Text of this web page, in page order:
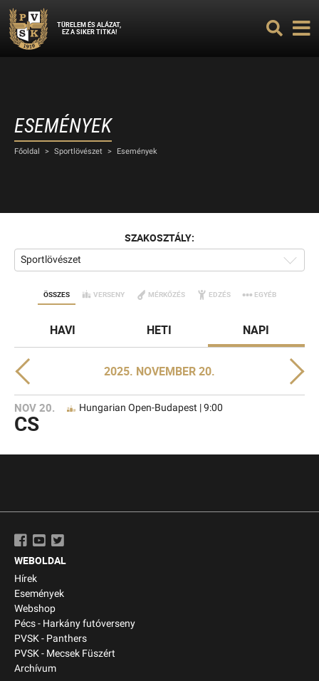
TÜRELEM ÉS ALÁZAT,
EZ A SIKER TITKA!
ESEMÉNYEK
Főoldal > Sportlövészet > Események
SZAKOSZTÁLY:
Sportlövészet
ÖSSZES VERSENY MÉRKŐZÉS EDZÉS EGYÉB
HAVI HETI NAPI
2025. NOVEMBER 20.
NOV 20.
CS
Hungarian Open-Budapest | 9:00
WEBOLDAL
Hírek
Események
Webshop
Pécs - Harkány futóverseny
PVSK - Panthers
PVSK - Mecsek Füszért
Archívum